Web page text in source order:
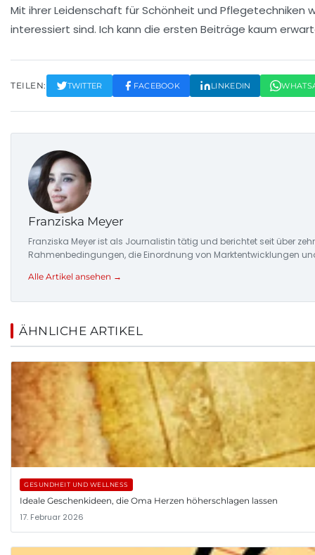
Mit ihrer Leidenschaft fürSchönheit und Pflegetechniken
interessiert sind. Ich kann die ersten Beiträge kaum
TEILEN: TWITTER FACEBOOK LINKEDIN
Franziska Meyer
Franziska Meyer ist als Journalistin tätig und berichtet seit über
Rahmenbedingungen, die Einordnung von Marktentwicklungen
Alle Artikel ansehen →
ÄHNLICHE ARTIKEL
GESUNDHEIT UND WELLNESS
Ideale Geschenkideen, die Oma Herzen höherschlagen lassen
17. Februar 2026